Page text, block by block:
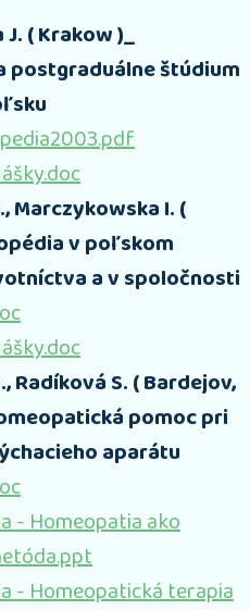
( Krakow )_
postgraduálne štúdium
Marczykowska I. (
v poľskom
a v spoločnosti
Radíková S. ( Bardejov,
pomoc pri
aparátu
- Homeopatia ako
- Homeopatická terapia